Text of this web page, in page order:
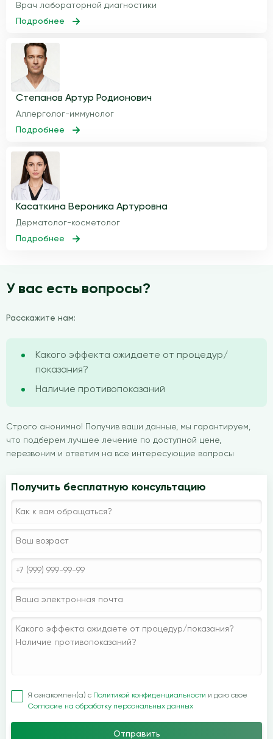
Врач лабораторной диагностики
Подробнее
Степанов Артур Родионович
Аллерголог-иммунолог
Подробнее
Касаткина Вероника Артуровна
Дерматолог-косметолог
Подробнее
У вас есть вопросы?
Расскажите нам:
Какого эффекта ожидаете от процедур/
показания?
Наличие противопоказаний
Строго анонимно! Получив ваши данные, мы гарантируем,
что подберем лучшее лечение по доступной цене,
перезвоним и ответим на все интересующие вопросы
Получить бесплатную консультацию
Я ознакомлен(а) с Политикой конфиденциальности и даю свое
Согласие на обработку персональных данных
Отправить